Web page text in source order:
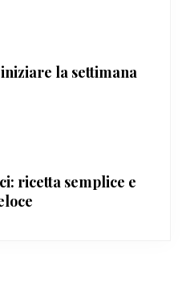
la settimana
ricetta semplice e